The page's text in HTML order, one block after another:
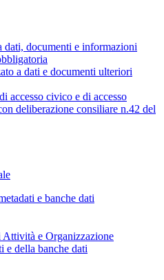
dati, documenti e informazioni
a dati e documenti ulteriori
accesso civico e di accesso
deliberazione consiliare n.42 del
e banche dati
e Organizzazione
e della banche dati